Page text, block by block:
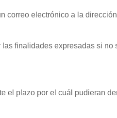
correo electrónico a la dirección
finalidades expresadas si no
el plazo por el cuál pudieran